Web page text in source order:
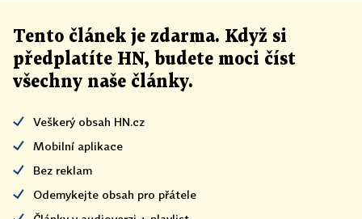
Tento článek je zdarma. Když si
předplatíte HN, budete moci číst
všechny naše články.
Veškerý obsah HN.cz
Mobilní aplikace
Bez reklam
Odemykejte obsah pro přátele